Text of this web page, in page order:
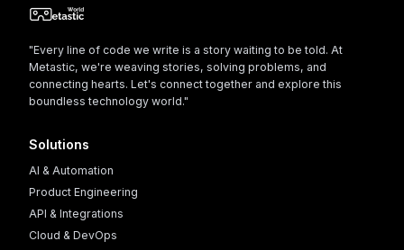
"Every line of code we write is a story waiting to be told. At
Metastic, we're weaving stories, solving problems, and
connecting hearts. Let's connect together and explore this
boundless technology world."
Solutions
AI & Automation
Product Engineering
API & Integrations
Cloud & DevOps